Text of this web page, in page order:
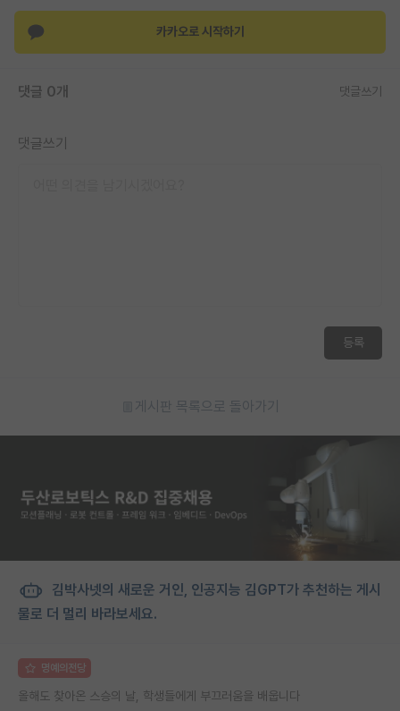
특수/전문대학원 게시판
장학금/장학생 게시판
홍보 게시판
카카오로 시작하기
댓글 0개 댓글쓰기
댓글쓰기
등록
게시판 목록으로 돌아가기
김박사넷의 새로운 거인, 인공지능 김GPT가 추천하는 게시
물로 더 멀리 바라보세요.
명예의전당
올해도 찾아온 스승의 날, 학생들에게 부끄러움을 배웁니다